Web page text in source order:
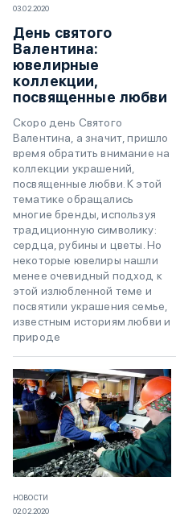
03.02.2020
День святого
Валентина:
ювелирные
коллекции,
посвященные любви
Скоро день Святого
Валентина, а значит, пришло
время обратить внимание на
коллекции украшений,
посвященные любви. К этой
тематике обращались
многие бренды, используя
традиционную символику:
сердца, рубины и цветы. Но
некоторые ювелиры нашли
менее очевидный подход к
этой излюбленной теме и
посвятили украшения семье,
известным историям любви и
природе
НОВОСТИ
02.02.2020